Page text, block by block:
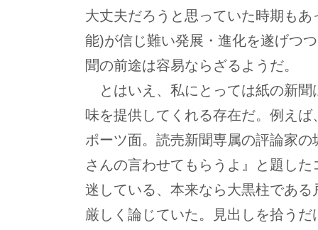
大丈夫だろうと思っていた時期も
能)が信じ難い発展・進化を遂げつ
聞の前途は容易ならざるようだ。
とはいえ、私にとっては紙の新聞
味を提供してくれる存在だ。例え
ポーツ面。読売新聞専属の評論家
さんの言わせてもらうよ』と題し
迷している、本来なら大黒柱である
厳しく論じていた。見出しを拾う